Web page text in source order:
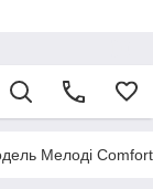
Мелоді